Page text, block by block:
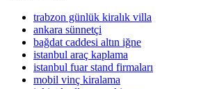
trabzon günlük kiralık villa
ankara sünnetçi
bağdat caddesi altın iğne
istanbul araç kaplama
istanbul fuar stand firmaları
mobil vinç kiralama